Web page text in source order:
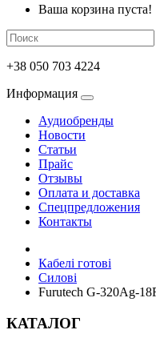
Ваша корзина пуста!
+38 050 703 4224
Информация
Аудиобренды
Новости
Статьи
Прайс
Отзывы
Оплата и доставка
Спецпредложения
Контакты
Кабелі готові
Силові
Furutech G-320Ag-
КАТАЛОГ